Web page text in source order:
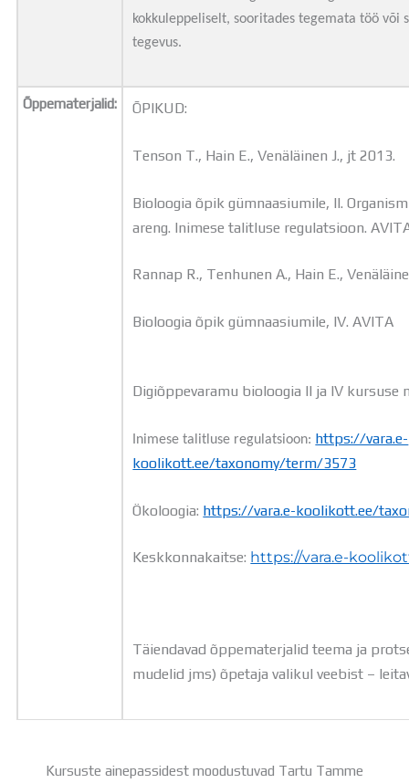
kokkuleppeliselt, sooritades tegemata töö või
tegevus.
Õppematerjalid: ÕPIKUD:
Tenson T., Hain E., Venäläinen J., jt 2013.
Bioloogia õpik gümnaasiumile, II.
areng. Inimese talitluse regulatsioon.
Rannap R., Tenhunen A., Hain E.,
Bioloogia õpik gümnaasiumile, IV. AVITA
Digiõppevaramu bioloogia II ja IV
Inimese talitluse regulatsioon: https://vara.e-
koolikott.ee/taxonomy/term/3573
Ökoloogia: https://vara.e-koolikott.ee/
Keskkonnakaitse: https://vara.e-
Täiendavad õppematerjalid teema ja
mudelid jms) õpetaja valikul veebist –
Kursuste ainepassidest moodustuvad Tartu Tamme